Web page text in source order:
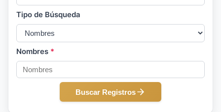
Tipo de Búsqueda
Nombres *
Buscar Registros